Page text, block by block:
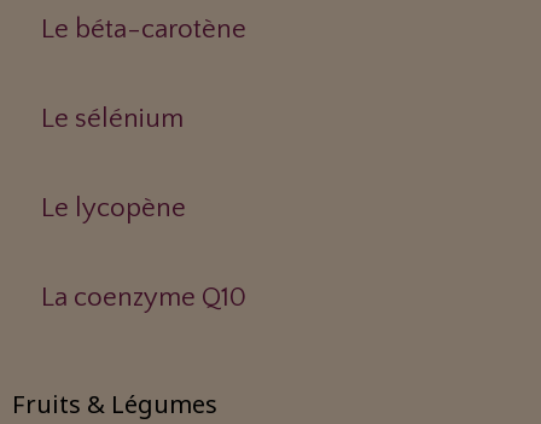
Le béta-carotène
Le sélénium
Le lycopène
La coenzyme Q10
Fruits & Légumes